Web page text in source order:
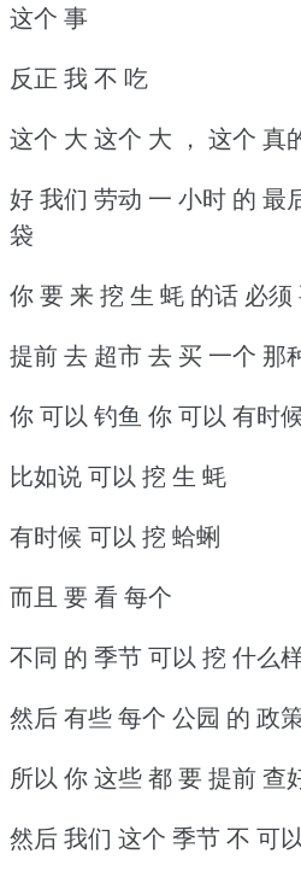
这个 事
反正 我 不 吃
这个 大 这个 大 ， 这个 真
好 我们 劳动 一 小时 的 最
袋
你 要 来 挖 生 蚝 的话 必须
提前 去 超市 去 买 一个 那
你 可以 钓鱼 你 可以 有时
比如说 可以 挖 生 蚝
有时候 可以 挖 蛤蜊
而且 要 看 每个
不同 的 季节 可以 挖 什么
然后 有些 每个 公园 的 政
所以 你 这些 都 要 提前 查
然后 我们 这个 季节 不 可